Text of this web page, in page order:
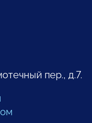
пер., д.7.